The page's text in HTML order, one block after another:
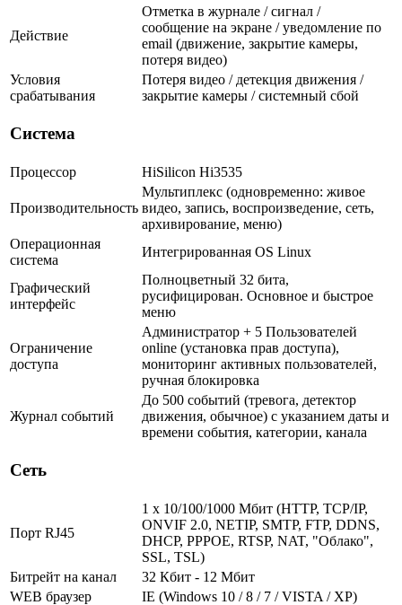
Действие
Отметка в журнале / сигнал /
сообщение на экране / уведомление по
email (движение, закрытие камеры,
потеря видео)
Условия
срабатывания
Потеря видео / детекция движения /
закрытие камеры / системный сбой
Система
Процессор HiSilicon Hi3535
Производительность
Мультиплекс (одновременно: живое
видео, запись, воспроизведение, сеть,
архивирование, меню)
Операционная
система
Интегрированная OS Linux
Графический
интерфейс
Полноцветный 32 бита,
русифицирован. Основное и быстрое
меню
Ограничение
доступа
Администратор + 5 Пользователей
online (установка прав доступа),
мониторинг активных пользователей,
ручная блокировка
Журнал событий
До 500 событий (тревога, детектор
движения, обычное) с указанием даты и
времени события, категории, канала
Сеть
Порт RJ45
1 x 10/100/1000 Мбит (HTTP, TCP/IP,
ONVIF 2.0, NETIP, SMTP, FTP, DDNS,
DHCP, PPPOE, RTSP, NAT, "Облако",
SSL, TSL)
Битрейт на канал
32 Кбит - 12 Мбит
WEB браузер
IE (Windows 10 / 8 / 7 / VISTA / XP)